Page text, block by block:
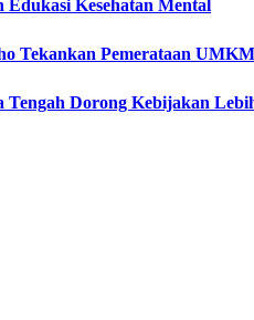
Kesehatan Mental
Tekankan Pemerataan UMKM
Dorong Kebijakan